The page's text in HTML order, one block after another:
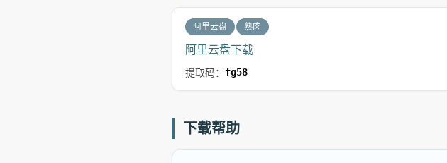
阿里云盘 熟肉
阿里云盘下载
提取码： fg58
下载帮助